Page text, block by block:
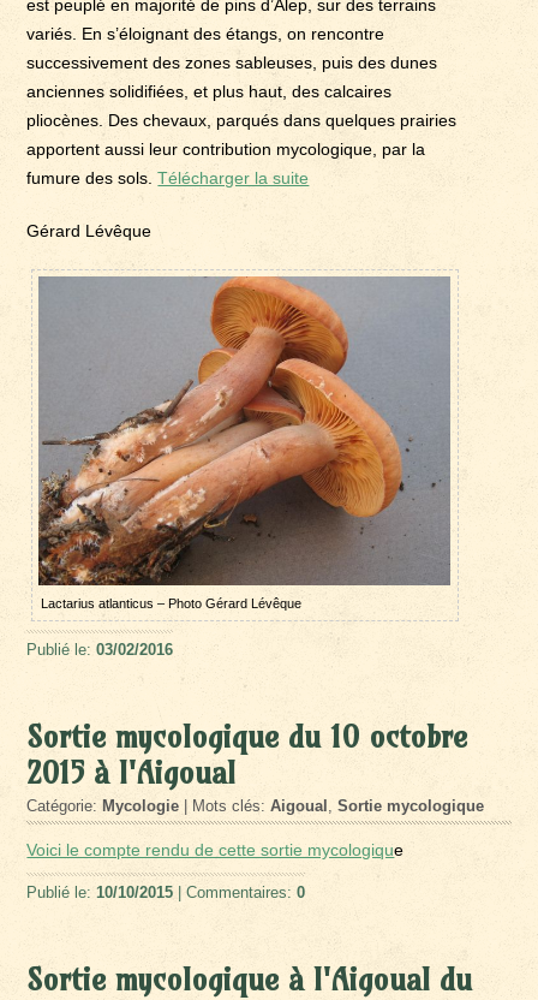
est peuplé en majorité de pins d’Alep, sur des terrains
variés. En s’éloignant des étangs, on rencontre
successivement des zones sableuses, puis des dunes
anciennes solidifiées, et plus haut, des calcaires
pliocènes. Des chevaux, parqués dans quelques prairies
apportent aussi leur contribution mycologique, par la
fumure des sols.Télécharger la suite
Gérard Lévêque
Lactarius atlanticus – Photo Gérard Lévêque
Publié le:03/02/2016
Sortie mycologique du 10 octobre
2015 à l'Aigoual
Catégorie: Mycologie | Mots clés:Aigoual ,Sortie mycologique
Voici le compte rendu de cette sortie mycologique
Publié le:10/10/2015 | Commentaires:0
Sortie mycologique à l'Aigoual du